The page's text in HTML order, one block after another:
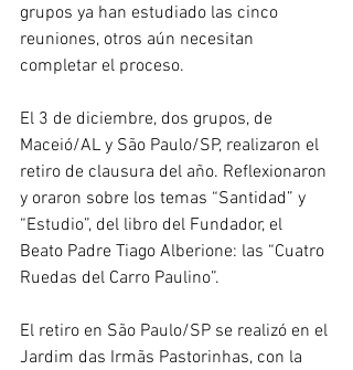
grupos ya han estudiado las cinco
reuniones, otros aún necesitan
completar el proceso.
El 3 de diciembre, dos grupos, de
Maceió/AL y São Paulo/SP, realizaron el
retiro de clausura del año. Reflexionaron
y oraron sobre los temas “Santidad” y
“Estudio”, del libro del Fundador, el
Beato Padre Tiago Alberione: las “Cuatro
Ruedas del Carro Paulino”.
El retiro en São Paulo/SP se realizó en el
Jardim das Irmãs Pastorinhas, con la